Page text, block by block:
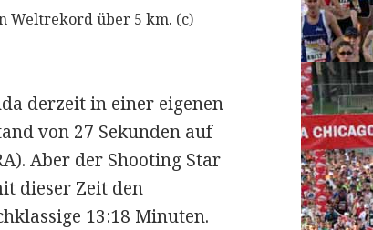
Weltrekord über 5 km. (c)
derzeit in einer eigenen
von 27 Sekunden auf
Aber der Shooting Star
dieser Zeit den
13:18 Minuten.